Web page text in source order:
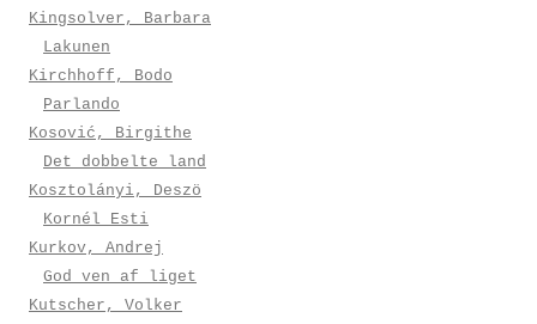
Kingsolver, Barbara
Lakunen
Kirchhoff, Bodo
Parlando
Kosović, Birgithe
Det dobbelte land
Kosztolányi, Deszö
Kornél Esti
Kurkov, Andrej
God ven af liget
Kutscher, Volker